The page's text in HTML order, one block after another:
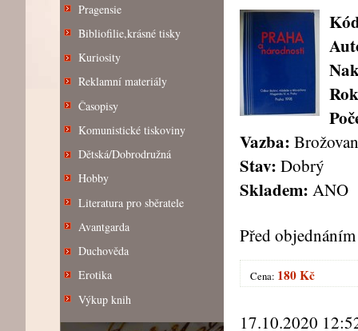
Pragensie
Bibliofilie,krásné tisky
Kuriosity
Reklamní materiály
Časopisy
Komunistické tiskoviny
Dětská/Dobrodružná
Hobby
Literatura pro sběratele
Avantgarda
Duchověda
Erotika
Výkup knih
Vazba:
Stav: Dobrý
Skladem: ANO
Před
Cena: 180 Kč
17.10.2020